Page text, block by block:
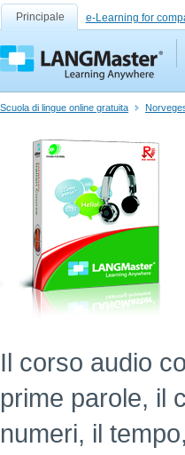
Principale e-Learning for
Scuola di lingue online gratuita
Il corso audio
prime parole, il
numeri, il